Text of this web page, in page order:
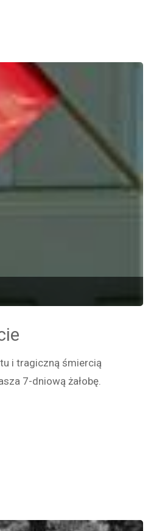
i tragiczną śmiercią
7-dniową żałobę.